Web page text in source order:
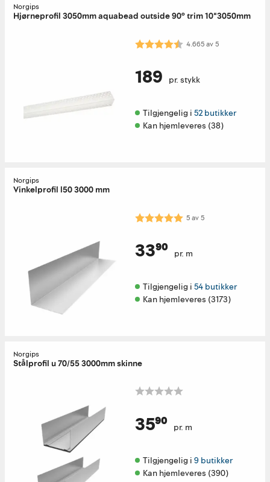
Norgips
Hjørneprofil 3050mm aquabead outside 90° trim 10"3050mm
Karakter: 4.7 av 5 mulige
4.665av5
189 pr. stykk
Tilgjengelig i 52 butikker
Kan hjemleveres (38)
Norgips
Vinkelprofil l50 3000 mm
Karakter: 5.0 av 5 mulige
5av5
33⁹⁰ pr. m
Tilgjengelig i 54 butikker
Kan hjemleveres (3173)
Norgips
Stålprofil u 70/55 3000mm skinne
35⁹⁰ pr. m
Tilgjengelig i 9 butikker
Kan hjemleveres (390)